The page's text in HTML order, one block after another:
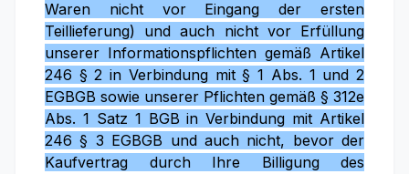
Waren nicht vor Eingang der ersten
Teillieferung) und auch nicht vor Erfüllung
unserer Informationspflichten gemäß Artikel
246 § 2 in Verbindung mit § 1 Abs. 1 und 2
EGBGB sowie unserer Pflichten gemäß § 312e
Abs. 1 Satz 1 BGB in Verbindung mit Artikel
246 § 3 EGBGB und auch nicht, bevor der
Kaufvertrag durch Ihre Billigung des